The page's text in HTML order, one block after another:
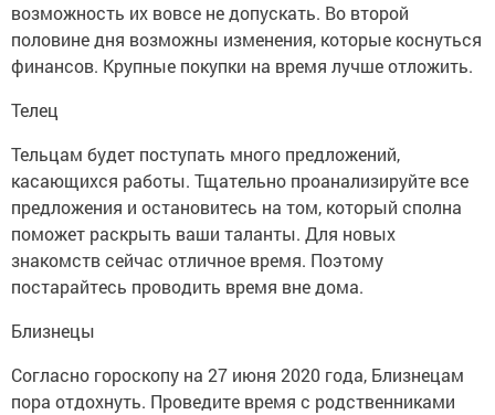
возможность их вовсе не допускать. Во второй
половине дня возможны изменения, которые коснуться
финансов. Крупные покупки на время лучше отложить.
Телец
Тельцам будет поступать много предложений,
касающихся работы. Тщательно проанализируйте все
предложения и остановитесь на том, который сполна
поможет раскрыть ваши таланты. Для новых
знакомств сейчас отличное время. Поэтому
постарайтесь проводить время вне дома.
Близнецы
Согласно гороскопу на 27 июня 2020 года, Близнецам
пора отдохнуть. Проведите время с родственниками